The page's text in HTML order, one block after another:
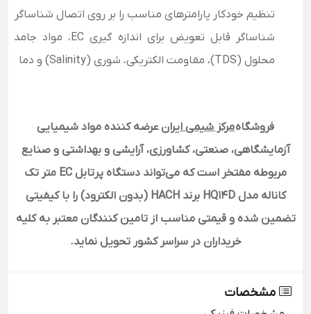
تنظیم خودکار پارامترهای مناسب را بر روی اتصال شناساگر
شناساگر قابل تعویض برای اندازه گیری EC، مواد جامد
محلول (TDS)، مقاومت الکتریکی، شوری (Salinity) و دما
فروشگاهمرکز شیمی ایران عرضه کننده مواد شیمیایی
آزمایشگاهی، صنعتی، کشاورزی، آرایشی و بهداشتی و صنایع
مربوطه مفتخر است که می‌تواند دستگاه پرتابل EC متر تک
کاناله مدل HQ14D برند HACH (بدون الکترود)
را با کیفیتی
تضمین شده و قیمتی مناسب از تامین کنندگان معتبر به کلیه
خریداران در سراسر کشور تحویل نماید.
مشخصات